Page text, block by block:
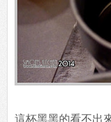
每個套餐附有滿滿
費。這邊提醒大
家如果吃的是蛋包